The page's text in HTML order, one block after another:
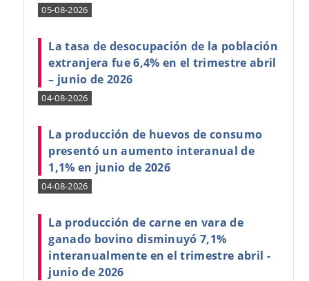
05-08-2026
La tasa de desocupación de la población
extranjera fue 6,4% en el trimestre abril
– junio de 2026
04-08-2026
La producción de huevos de consumo
presentó un aumento interanual de
1,1% en junio de 2026
04-08-2026
La producción de carne en vara de
ganado bovino disminuyó 7,1%
interanualmente en el trimestre abril -
junio de 2026